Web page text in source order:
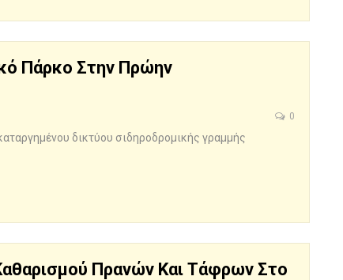
Πάρκο Στην Πρώην
0
δικτύου σιδηροδρομικής γραμμής
Πρανών Και Τάφρων Στο